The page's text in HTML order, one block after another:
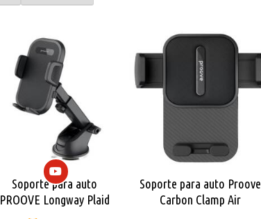
Soporte para auto
PROOVE Longway Plaid
Soporte para auto Proove
Carbon Clamp Air